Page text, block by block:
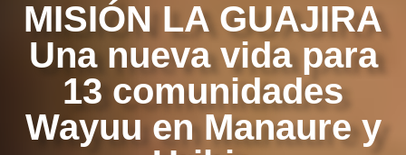
MISIÓN LA GUAJIRA
Una nueva vida para
13 comunidades
Wayuu en Manaure y